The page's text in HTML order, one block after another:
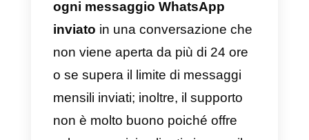
e) Hiwabot
Hiwabotè una soluzione
per i team di vendita, supporto e